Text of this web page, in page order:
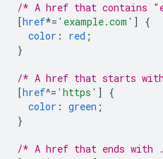
/* A href that contains
[href*= 'example.com' ]
{
color : red ;
}
/* A href that starts
[href^= 'https' ]
{
color : green ;
}
/* A href that ends with